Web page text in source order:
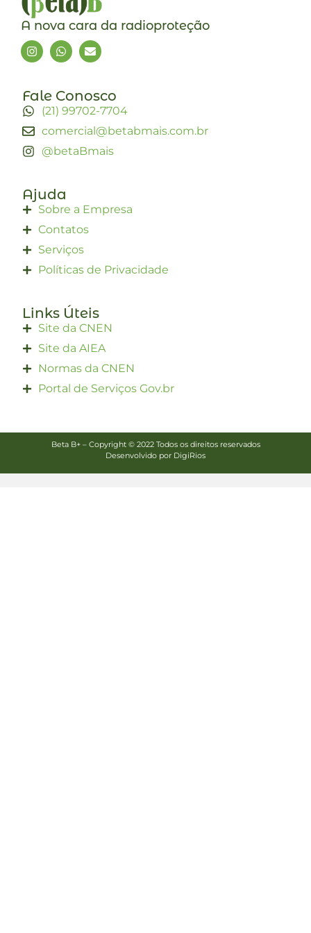
A nova cara da radioproteção
Fale Conosco
(21) 99702-7704
comercial@betabmais.com.br
@betaBmais
Ajuda
Sobre a Empresa
Contatos
Serviços
Políticas de Privacidade
Links Úteis
Site da CNEN
Site da AIEA
Normas da CNEN
Portal de Serviços Gov.br
Beta B+ – Copyright © 2022 Todos os direitos reservados
Desenvolvido por DigiRios